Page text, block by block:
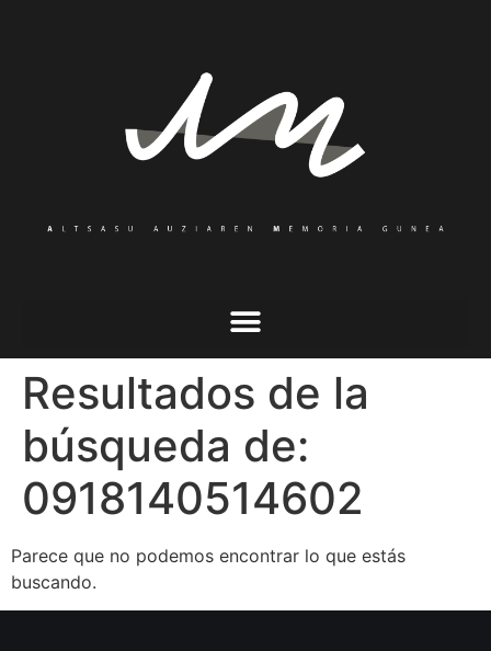
Resultados de la
búsqueda de:
0918140514602
Parece que no podemos encontrar lo que estás
buscando.